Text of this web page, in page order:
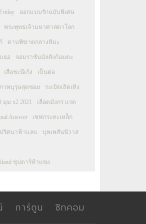
ออกแบบรักฉบับพิเศษ
พระพุทธเจ้ามหาศาสดาโลก
ดาบพิฆาตกลางหิมะ
ธอ จอมราชันบัลลังก์อมตะ
เสือชะนีเก้ง เป็นต่อ
าพบุรุษสุดซอย ระเบิดเถิดเทิง
มุม x2 2021 เลือดมังกร แรด
Answer เชฟกระทะเหล็ก
ปริศนาฟ้าแลบ บุพเพสันนิวาส
ซุปตาร์ท้าแข่ง
การ์ตูน ซิทคอม